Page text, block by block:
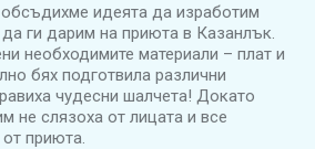
идеята да изработим
ги дарим на приюта в Казанлък.
необходимите материали – плат и
бях подготвила различни
чудесни шалчета! Докато
не слязоха от лицата и все
от приюта.